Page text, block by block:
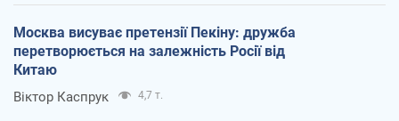
Москва висуває претензії Пекіну: дружба
перетворюється на залежність Росії від
Китаю
Віктор Каспрук 4,7 т.